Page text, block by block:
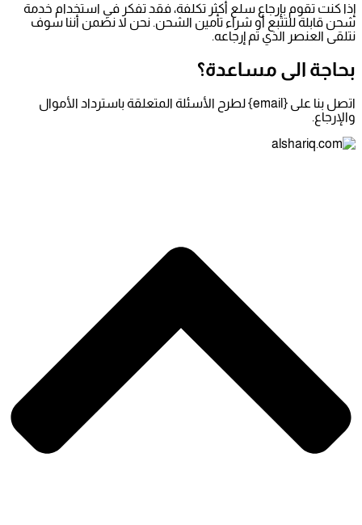
إذا كنت تقوم بإرجاع سلع أكثر تكلفة، فقد تفكر في استخدام خدمة
شحن قابلة للتتبع أو شراء تأمين الشحن. نحن لا نضمن أننا سوف
نتلقى العنصر الذي تم إرجاعه.
بحاجة الى مساعدة؟
اتصل بنا على {email} لطرح الأسئلة المتعلقة باسترداد الأموال
والإرجاع.